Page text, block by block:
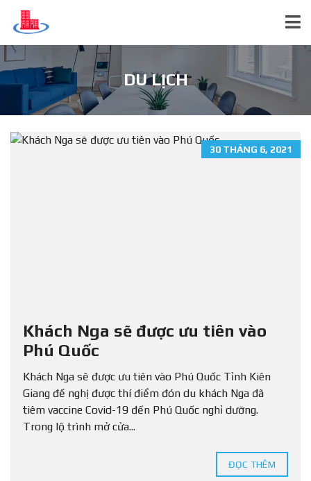
DU LỊCH
30 THÁNG 6, 2021
Khách Nga sẽ được ưu tiên vào
Phú Quốc
Khách Nga sẽ được ưu tiên vào Phú Quốc Tỉnh Kiên
Giang đề nghị được thí điểm đón du khách Nga đã
tiêm vaccine Covid-19 đến Phú Quốc nghỉ dưỡng.
Trong lộ trình mở cửa...
ĐỌC THÊM